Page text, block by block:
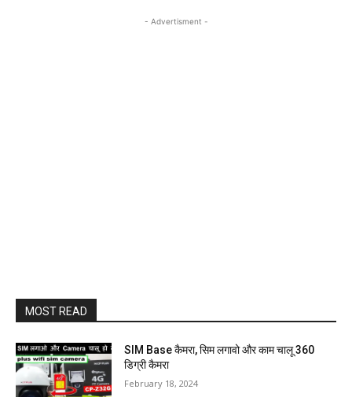
- Advertisment -
MOST READ
SIM Base कैमरा, सिम लगावो और काम चालू 360
डिग्री कैमरा
February 18, 2024